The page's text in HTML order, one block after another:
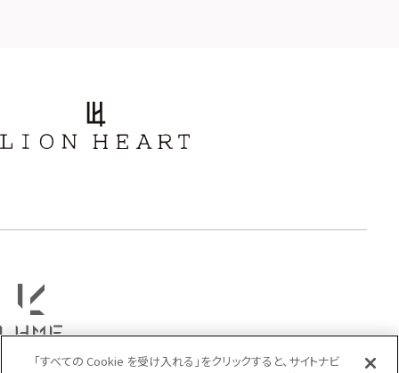
フラワー
「すべての Cookie を受け入れる」をクリックすると、サイトナビ